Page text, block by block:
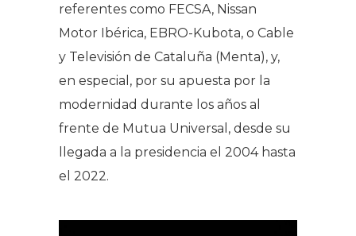
referentes como FECSA, Nissan
Motor Ibérica, EBRO-Kubota, o Cable
y Televisión de Cataluña (Menta), y,
en especial, por su apuesta por la
modernidad durante los años al
frente de Mutua Universal, desde su
llegada a la presidencia el 2004 hasta
el 2022.